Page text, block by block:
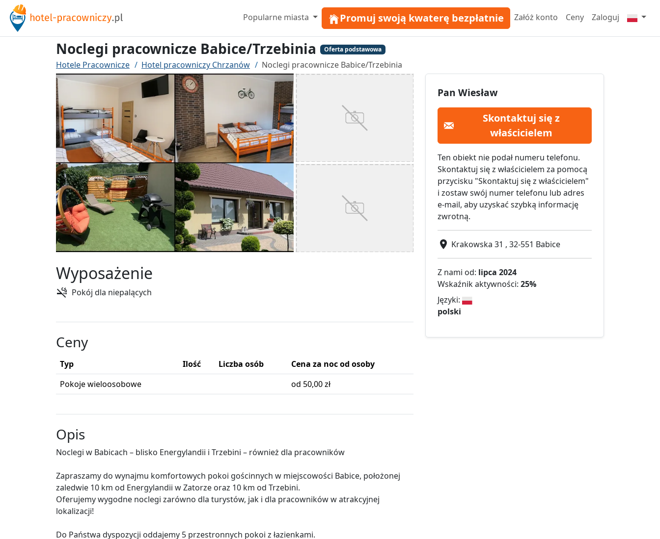
Popularne miasta Promuj swoją kwaterę bezpłatnie Załóż konto Ceny Zaloguj
Noclegi pracownicze Babice/Trzebinia Oferta podstawowa
Hotele Pracownicze Hotel pracowniczy Chrzanów Noclegi pracownicze Babice/Trzebinia
Pan Wiesław
Skontaktuj się z
właścicielem
Ten obiekt nie podał numeru telefonu.
Skontaktuj się z właścicielem za pomocą
przycisku "Skontaktuj się z właścicielem"
i zostaw swój numer telefonu lub adres
e-mail, aby uzyskać szybką informację
zwrotną.
Krakowska 31 , 32-551 Babice
Z nami od: lipca 2024
Wskaźnik aktywności: 25%
Języki:
polski
Wyposażenie
Pokój dla niepalących
Ceny
Typ Ilość Liczba osób
Cena za noc od osoby
Pokoje wieloosobowe
od 50,00 zł
Opis
Noclegi w Babicach – blisko Energylandii i Trzebini – również dla pracowników
Zapraszamy do wynajmu komfortowych pokoi gościnnych w miejscowości Babice, położonej
zaledwie 10 km od Energylandii w Zatorze oraz 10 km od Trzebini.
Oferujemy wygodne noclegi zarówno dla turystów, jak i dla pracowników w atrakcyjnej
lokalizacji!
Do Państwa dyspozycji oddajemy 5 przestronnych pokoi z łazienkami.